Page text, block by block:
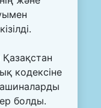
Қазақстан
кодексіне
болды.